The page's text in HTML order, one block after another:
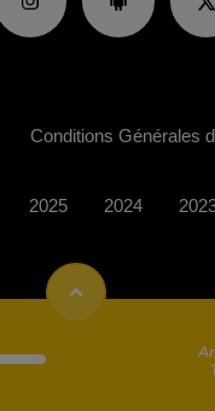
Conditions Générales
2025 2024